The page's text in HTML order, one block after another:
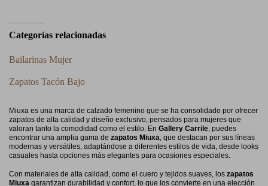
Categorías relacionadas
Bailarinas Mujer
Zapatos Tacón Bajo
Miuxa es una marca de calzado femenino que se ha consolidado por ofrecer
zapatos de alta calidad y diseño exclusivo, pensados para mujeres que
valoran tanto la comodidad como el estilo. En Gallery Carrile, puedes
encontrar una amplia gama de zapatos Miuxa, que destacan por sus líneas
modernas y versátiles, adaptándose a diferentes estilos de vida, desde looks
casuales hasta opciones más elegantes para ocasiones especiales.
Con materiales de alta calidad, como el cuero y tejidos suaves, los zapatos
Miuxa garantizan durabilidad y confort, lo que los convierte en una elección